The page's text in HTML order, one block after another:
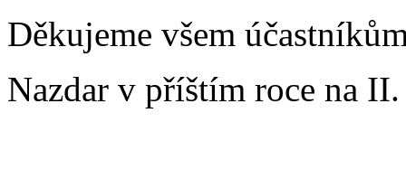
Děkujeme všem
Nazdar v příštím roce na